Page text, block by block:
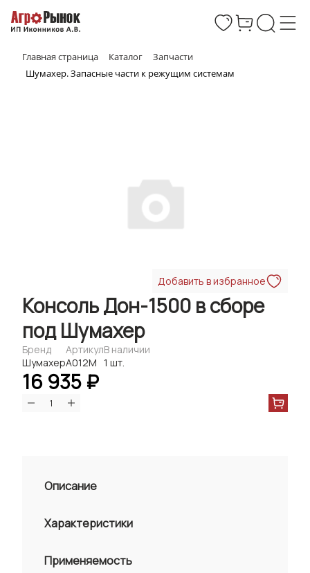
Главная страница Каталог
Запчасти
Шумахер. Запасные части к режущим системам
Добавить в избранное
Консоль Дон-1500 в сборе
под Шумахер
Бренд
Шумахер
Артикул
А012М
В наличии
1 шт.
16 935 ₽
Описание
Характеристики
Применяемость